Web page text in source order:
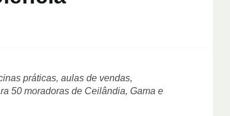
práticas, aulas de vendas,
50 moradoras de Ceilândia, Gama e